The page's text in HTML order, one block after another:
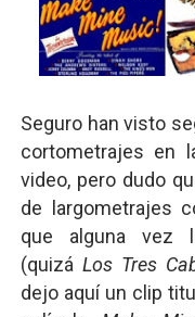
Seguro han visto
cortometrajes en
video, pero dudo
de largometrajes
que alguna vez
(quizá Los Tres
dejo aquí un clip